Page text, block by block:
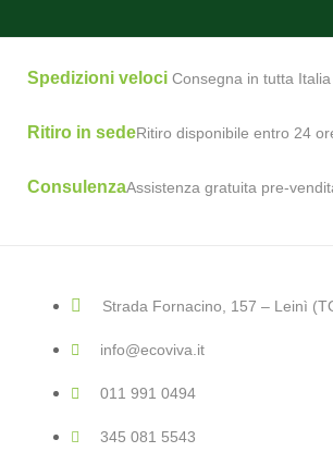
Spedizioni veloci Consegna in tutta
Ritiro in sedeRitiro disponibile entro 24
ConsulenzaAssistenza gratuita pre-
Strada Fornacino, 157 – Leinì
info@ecoviva.it
011 991 0494
345 081 5543